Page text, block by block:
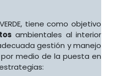
tiene como objetivo
ambientales al interior
gestión y manejo
medio de la puesta en